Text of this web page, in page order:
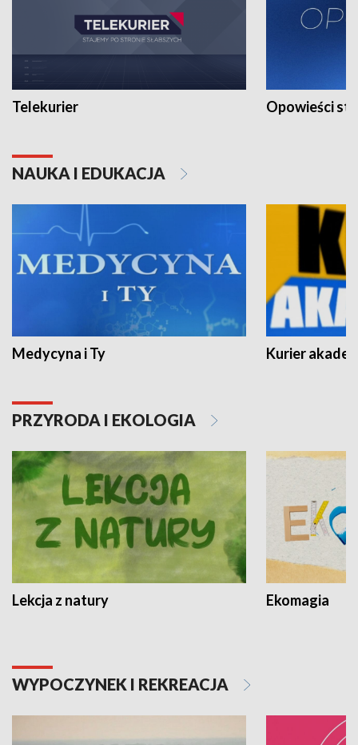
Telekurier Opowieści
NAUKA I EDUKACJA
Medycyna i Ty Kurier
PRZYRODA I EKOLOGIA
Lekcja z natury Ekomagia
WYPOCZYNEK I REKREACJA